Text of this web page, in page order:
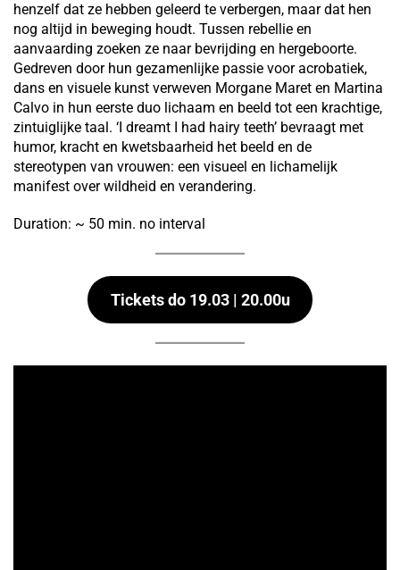
henzelf dat ze hebben geleerd te verbergen, maar dat hen
nog altijd in beweging houdt. Tussen rebellie en
aanvaarding zoeken ze naar bevrijding en hergeboorte.
Gedreven door hun gezamenlijke passie voor acrobatiek,
dans en visuele kunst verweven Morgane Maret en Martina
Calvo in hun eerste duo lichaam en beeld tot een krachtige,
zintuiglijke taal. ‘I dreamt I had hairy teeth’ bevraagt met
humor, kracht en kwetsbaarheid het beeld en de
stereotypen van vrouwen: een visueel en lichamelijk
manifest over wildheid en verandering.
Duration: ~ 50 min. no interval
Tickets do 19.03 | 20.00u